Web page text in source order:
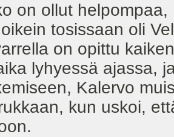
on ollut
tosissaan oli
on opittu
lyhyessä ajassa,
Kalervo
kun uskoi,